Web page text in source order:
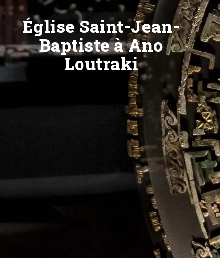
Église Saint-Jean-
Baptiste à Ano
Loutraki